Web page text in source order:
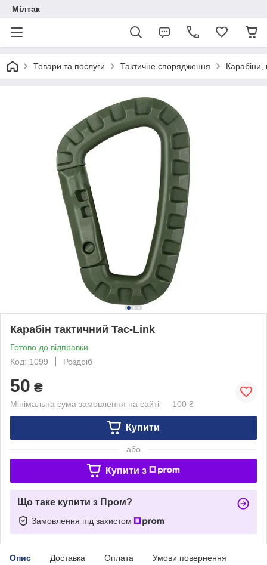
Мілтак
Товари та послуги Тактичне спорядження Карабіни,
Карабін тактичний Tac-Link
Готово до відправки
Код: 1099
Роздріб
50 ₴
Мінімальна сума замовлення на сайті — 100 ₴
Купити
або
Купити з
Що таке купити з Пром?
Замовлення під захистом
Опис Доставка Оплата Умови повернення